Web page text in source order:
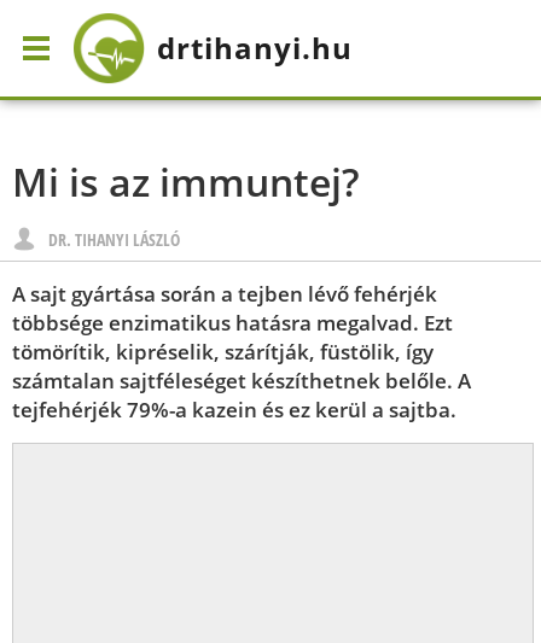
drtihanyi.hu
Mi is az immuntej?
DR. TIHANYI LÁSZLÓ
A sajt gyártása során a tejben lévő fehérjék
többsége enzimatikus hatásra megalvad. Ezt
tömörítik, kipréselik, szárítják, füstölik, így
számtalan sajtféleséget készíthetnek belőle. A
tejfehérjék 79%-a kazein és ez kerül a sajtba.